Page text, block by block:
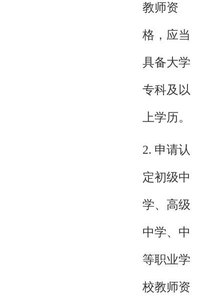
教师资
格，应当
具备大学
专科及以
上学历。
2. 申请认
定初级中
学、高级
中学、中
等职业学
校教师资